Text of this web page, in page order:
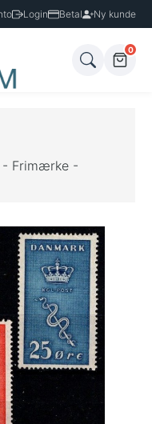
Login Betal Ny kunde
0
- Frimærke -